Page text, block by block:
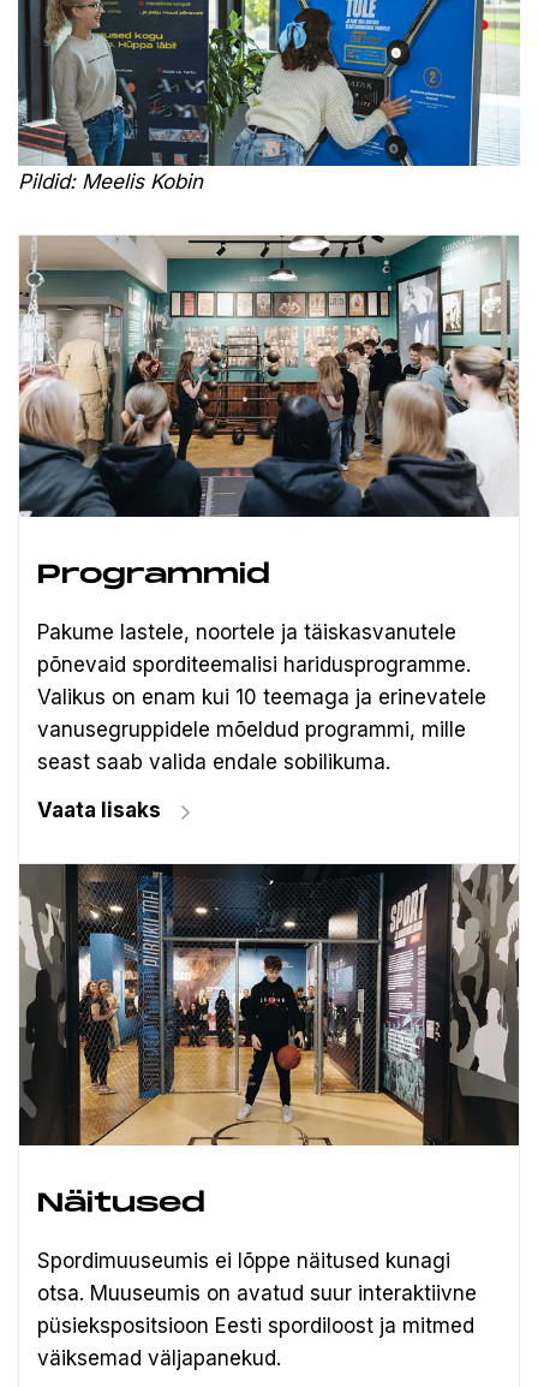
Pildid: Meelis Kobin
Programmid
Pakume lastele, noortele ja täiskasvanutele
põnevaid sporditeemalisi haridusprogramme.
Valikus on enam kui 10 teemaga ja erinevatele
vanusegruppidele mõeldud programmi, mille
seast saab valida endale sobilikuma.
Vaata lisaks
Näitused
Spordimuuseumis ei lõppe näitused kunagi
otsa. Muuseumis on avatud suur interaktiivne
püsiekspositsioon Eesti spordiloost ja mitmed
väiksemad väljapanekud.